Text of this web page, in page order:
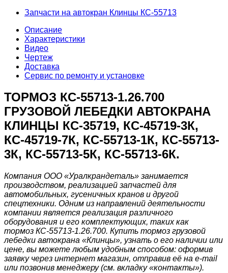
Запчасти на автокран Клинцы КС-55713
Описание
Характеристики
Видео
Чертеж
Доставка
Сервис по ремонту и установке
ТОРМОЗ КС-55713-1.26.700
ГРУЗОВОЙ ЛЕБЕДКИ АВТОКРАНА
КЛИНЦЫ КС-35719, КС-45719-3К,
КС-45719-7К, КС-55713-1К, КС-55713-
3К, КС-55713-5К, КС-55713-6К.
Компания ООО «Уралкрандеталь» занимается
производством, реализацией запчастей для
автомобильных, гусеничных кранов и другой
спецтехники. Одним из направлений деятельности
компании является реализация различного
оборудования и его комплектующих, таких как
тормоз КС-55713-1.26.700. Купить тормоз грузовой
лебедки автокрана «Клинцы», узнать о его наличии или
цене, вы можете любым удобным способом: оформив
заявку через интернет магазин, отправив её на e-mail
или позвонив менеджеру (см. вкладку «контакты»).